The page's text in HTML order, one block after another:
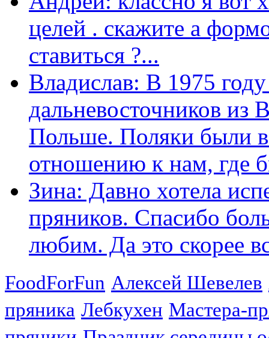
целей . скажите а
ставиться ?...
Владислав: В 1975
дальневосточников из
Польше. Поляки были
отношению к нам, где
Зина: Давно хотела
пряников. Спасибо
любим. Да это скорее
FoodForFun Алексей Шевелев
пряника Лебкухен Мастера-